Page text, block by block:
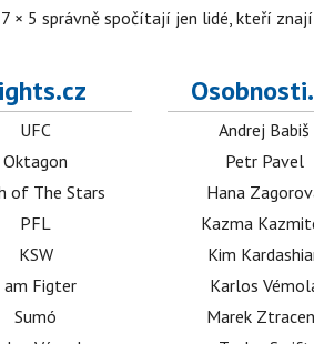
× 5 správně spočítají jen lidé, kteří
UFC
Oktagon
of The Stars
PFL
KSW
am Figter
Sumó
Andrej Babiš
Petr Pavel
Hana
Kazma
Kim
Karlos
Marek